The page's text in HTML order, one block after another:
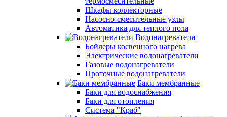
Шкафы коллекторные
Насосно-смесительные узлы
Автоматика для теплого пола
Водонагреватели
Бойлеры косвенного нагрева
Электрические водонагреватели
Газовые водонагреватели
Проточные водонагреватели
Баки мембранные
Баки для водоснабжения
Баки для отопления
Система "Краб"